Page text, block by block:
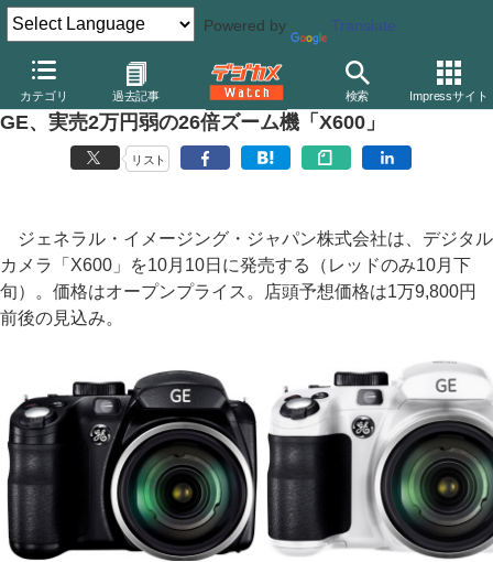
Powered by Translate
カテゴリ 過去記事 検索 Impressサイト
デジカメ Watch カメラ レンズ一体型（コンパクト）カメラ そ
GE、実売2万円弱の26倍ズーム機「X600」
リスト
ジェネラル・イメージング・ジャパン株式会社は、デジタル
カメラ「X600」を10月10日に発売する（レッドのみ10月下
旬）。価格はオープンプライス。店頭予想価格は1万9,800円
前後の見込み。